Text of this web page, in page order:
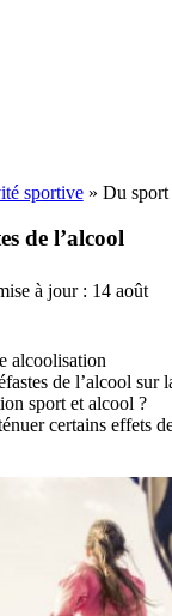
sportive» Du sport
de l’alcool
à jour : 14 août
alcoolisation
de l’alcool sur
sport et alcool ?
certains effets